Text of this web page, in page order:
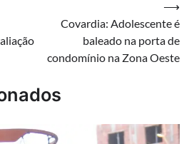
Covardia: Adolescente é
baleado na porta de
condomínio na Zona Oeste
⟶